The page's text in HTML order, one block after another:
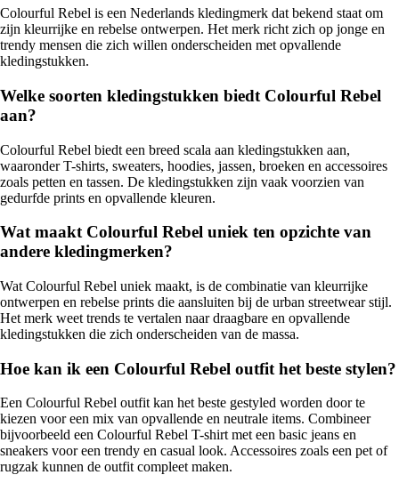
Colourful Rebel is een Nederlands kledingmerk dat bekend staat om
zijn kleurrijke en rebelse ontwerpen. Het merk richt zich op jonge en
trendy mensen die zich willen onderscheiden met opvallende
kledingstukken.
Welke soorten kledingstukken biedt Colourful Rebel
aan?
Colourful Rebel biedt een breed scala aan kledingstukken aan,
waaronder T-shirts, sweaters, hoodies, jassen, broeken en accessoires
zoals petten en tassen. De kledingstukken zijn vaak voorzien van
gedurfde prints en opvallende kleuren.
Wat maakt Colourful Rebel uniek ten opzichte van
andere kledingmerken?
Wat Colourful Rebel uniek maakt, is de combinatie van kleurrijke
ontwerpen en rebelse prints die aansluiten bij de urban streetwear stijl.
Het merk weet trends te vertalen naar draagbare en opvallende
kledingstukken die zich onderscheiden van de massa.
Hoe kan ik een Colourful Rebel outfit het beste stylen?
Een Colourful Rebel outfit kan het beste gestyled worden door te
kiezen voor een mix van opvallende en neutrale items. Combineer
bijvoorbeeld een Colourful Rebel T-shirt met een basic jeans en
sneakers voor een trendy en casual look. Accessoires zoals een pet of
rugzak kunnen de outfit compleet maken.